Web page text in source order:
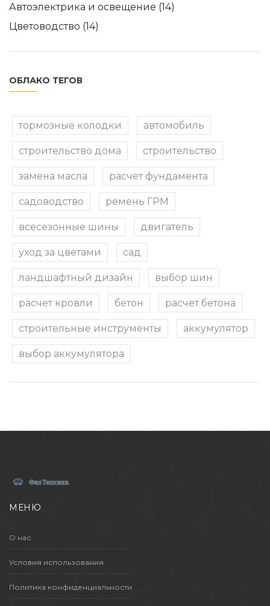
Автоэлектрика и освещение (14)
Цветоводство (14)
ОБЛАКО ТЕГОВ
тормозные колодки автомобиль
строительство дома строительство
замена масла расчет фундамента
садоводство ремень ГРМ
всесезонные шины двигатель
уход за цветами сад
ландшафтный дизайн выбор шин
расчет кровли бетон расчет бетона
строительные инструменты аккумулятор
выбор аккумулятора
МЕНЮ
О нас
Условия использования
Политика конфиденциальности